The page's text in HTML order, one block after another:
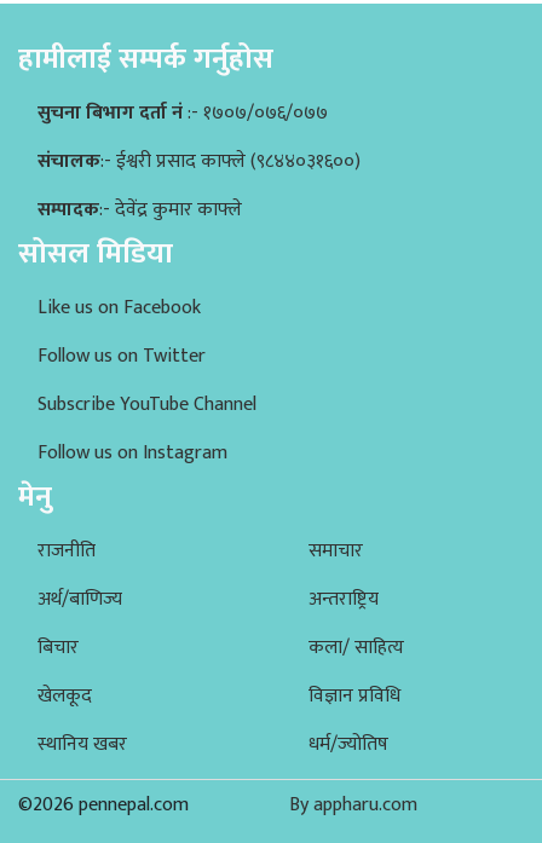
हामीलाई सम्पर्क गर्नुहोस
सुचना बिभाग दर्ता नं:- १७०७/०७६/०७७
संचालक:- ईश्वरी प्रसाद काफ्ले (९८४४०३१६००)
सम्पादक:- देवेंद्र कुमार काफ्ले
सोसल मिडिया
Like us on Facebook
Follow us on Twitter
Subscribe YouTube Channel
Follow us on Instagram
मेनु
राजनीति
अर्थ/बाणिज्य
बिचार
खेलकूद
स्थानिय खबर
समाचार
अन्तराष्ट्रिय
कला/ साहित्य
विज्ञान प्रविधि
धर्म/ज्योतिष
©2026 pennepal.com
By appharu.com